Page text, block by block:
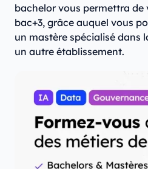
bachelor vous permettra de
bac+3, grâce auquel vous
un mastère spécialisé dans
un autre établissement.